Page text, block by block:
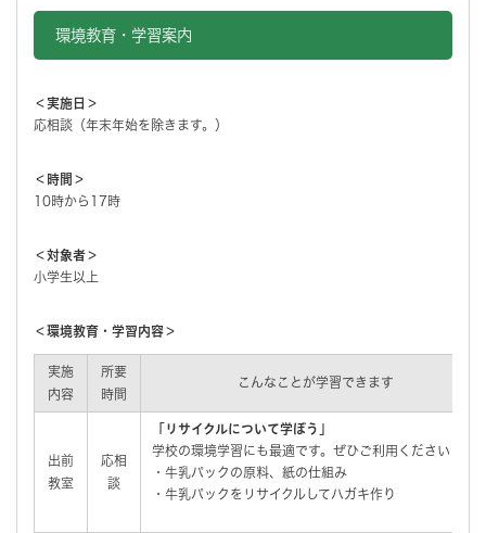
環境教育・学習案内
＜実施日＞
応相談（年末年始を除きます。）
＜時間＞
10時から17時
＜対象者＞
小学生以上
＜環境教育・学習内容＞
実施
内容
所要
時間
こんなことが学習できます
出前
教室
応相
談
「リサイクルについて学ぼう」
学校の環境学習にも最適です。ぜひご利用ください！
・牛乳パックの原料、紙の仕組み
・牛乳パックをリサイクルしてハガキ作り